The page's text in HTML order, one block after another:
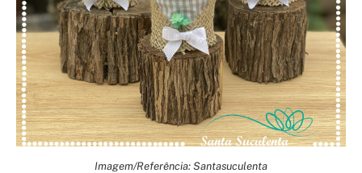
Imagem/Referência: Santasuculenta